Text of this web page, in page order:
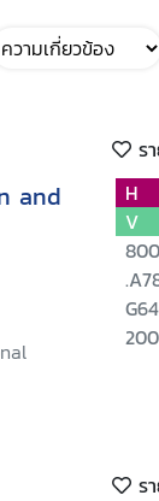
ร
and
H
V
800
ร